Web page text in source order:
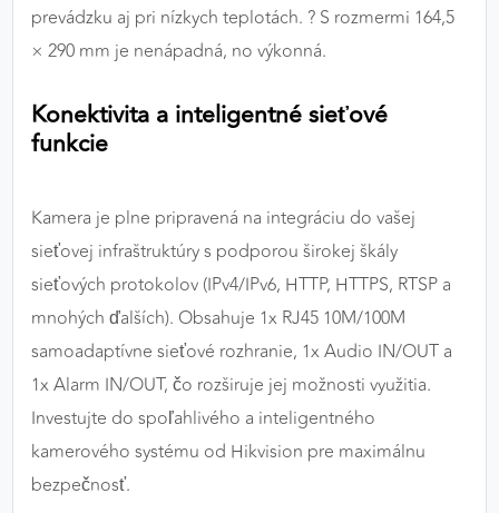
prevádzku aj pri nízkych teplotách. ?️ S rozmermi 164,5
× 290 mm je nenápadná, no výkonná.
Konektivita a inteligentné sieťové
funkcie
Kamera je plne pripravená na integráciu do vašej
sieťovej infraštruktúry s podporou širokej škály
sieťových protokolov (IPv4/IPv6, HTTP, HTTPS, RTSP a
mnohých ďalších). Obsahuje 1x RJ45 10M/100M
samoadaptívne sieťové rozhranie, 1x Audio IN/OUT a
1x Alarm IN/OUT, čo rozširuje jej možnosti využitia.
Investujte do spoľahlivého a inteligentného
kamerového systému od Hikvision pre maximálnu
bezpečnosť.